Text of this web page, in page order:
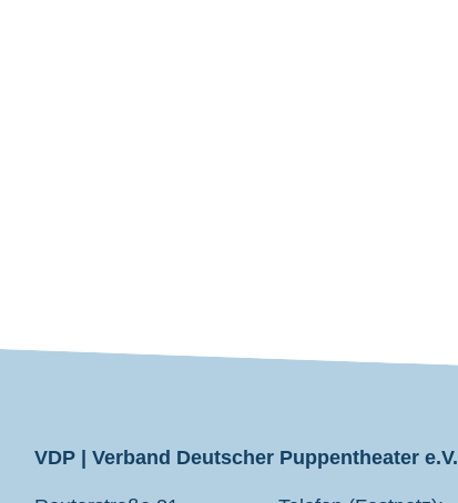
VDP | Verband Deutscher Puppentheater e.V.